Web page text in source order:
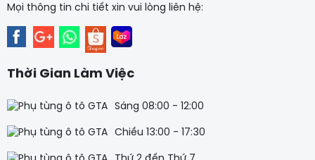
Mọi thông tin chi tiết xin vui lòng liên hệ:
Thời Gian Làm Việc
Sáng 08:00 - 12:00
Chiều 13:00 - 17:30